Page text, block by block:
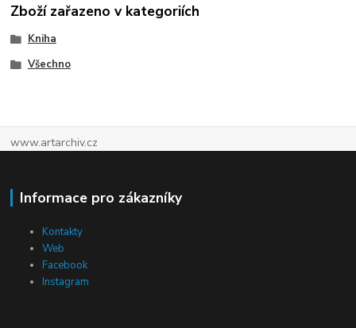
Zboží zařazeno v kategoriích
Kniha
Všechno
www.artarchiv.cz
Informace pro zákazníky
Kontakty
Web
Facebook
Instagram